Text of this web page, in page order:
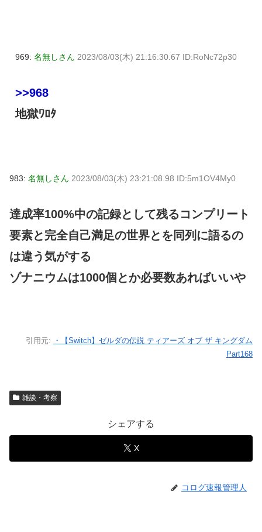
969: 名無しさん 2023/08/03(木) 21:16:30.67 ID:RoNc72p30
>>968
地獄ﾜﾛﾀ
983: 名無しさん 2023/08/03(木) 23:21:08.98 ID:5m1OV4My0
達成率100%中の記録として残るコンプリート
要素と完全自己満足の世界とを同列に語るの
は違う気がする
ゾナニウムは1000個とか必要数あればいいや
引用元:
・【Switch】ゼルダの伝説 ティアーズ オブ ザ キングダム
Part168
雑談・考察
シェアする
X
コログ速報管理人